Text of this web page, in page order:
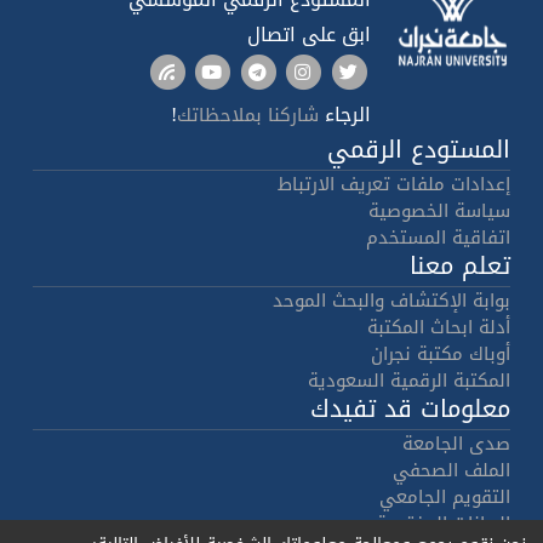
ابق على اتصال
الرجاء شاركنا بملاحظاتك!
المستودع الرقمي
إعدادات ملفات تعريف الارتباط
سياسة الخصوصية
اتفاقية المستخدم
تعلم معنا
بوابة الإكتشاف والبحث الموحد
أدلة ابحاث المكتبة
أوباك مكتبة نجران
المكتبة الرقمية السعودية
معلومات قد تفيدك
صدى الجامعة
الملف الصحفي
التقويم الجامعي
البيانات المفتوحة